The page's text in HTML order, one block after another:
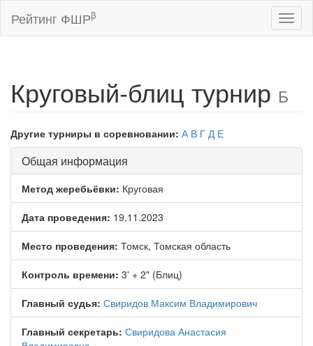
Рейтинг ФШРβ
Круговый-блиц турнир Б
Другие турниры в соревновании: А В Г Д Е
Общая информация
Метод жеребьёвки: Круговая
Дата проведения: 19.11.2023
Место проведения: Томск, Томская область
Контроль времени: 3' + 2" (Блиц)
Главный судья: Свиридов Максим Владимирович
Главный секретарь: Свиридова Анастасия